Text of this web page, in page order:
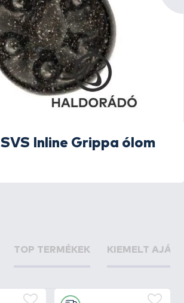
SVS Inline Grippa ólom
TOP TERMÉKEK KIEMELT